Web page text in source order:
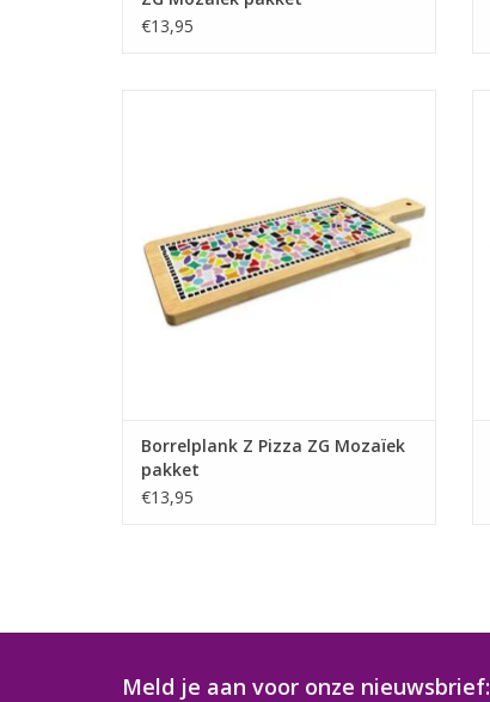
€13,95
Borrelplank Z Pizza ZG Mozaïek
pakket
€13,95
Meld je aan voor onze nieuwsbrief: